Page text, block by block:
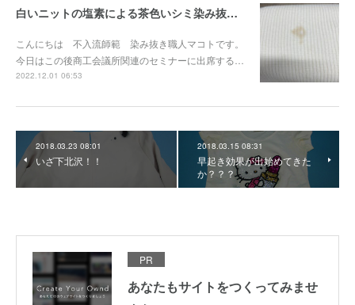
白いニットの塩素による茶色いシミ染み抜き事例『染み抜き屋』
こんにちは 不入流師範 染み抜き職人マコトです。
今日はこの後商工会議所関連のセミナーに出席する…
2022.12.01 06:53
2018.03.23 08:01
いざ下北沢！！
2018.03.15 08:31
早起き効果が出始めてきた
か？？？
PR
あなたもサイトをつくってみませ